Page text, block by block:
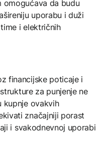
omogućava da budu
uporabu i duži
i električnih
financijske poticaje i
za punjenje ne
kupnje ovakvih
značajniji porast
i svakodnevnoj uporabi